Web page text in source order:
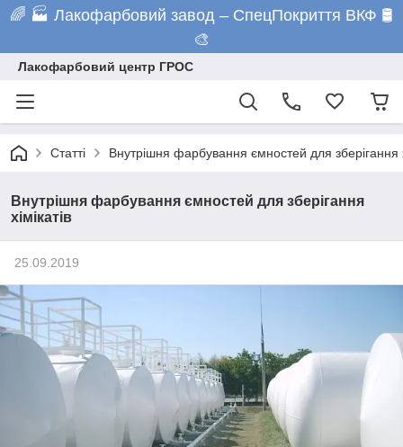
🌈 🏭 Лакофарбовий завод – СпецПокриття ВКФ 🛢️
🎨
Лакофарбовий центр ГРОС
Статті Внутрішня фарбування ємностей для зберігання
Внутрішня фарбування ємностей для зберігання
хімікатів
25.09.2019